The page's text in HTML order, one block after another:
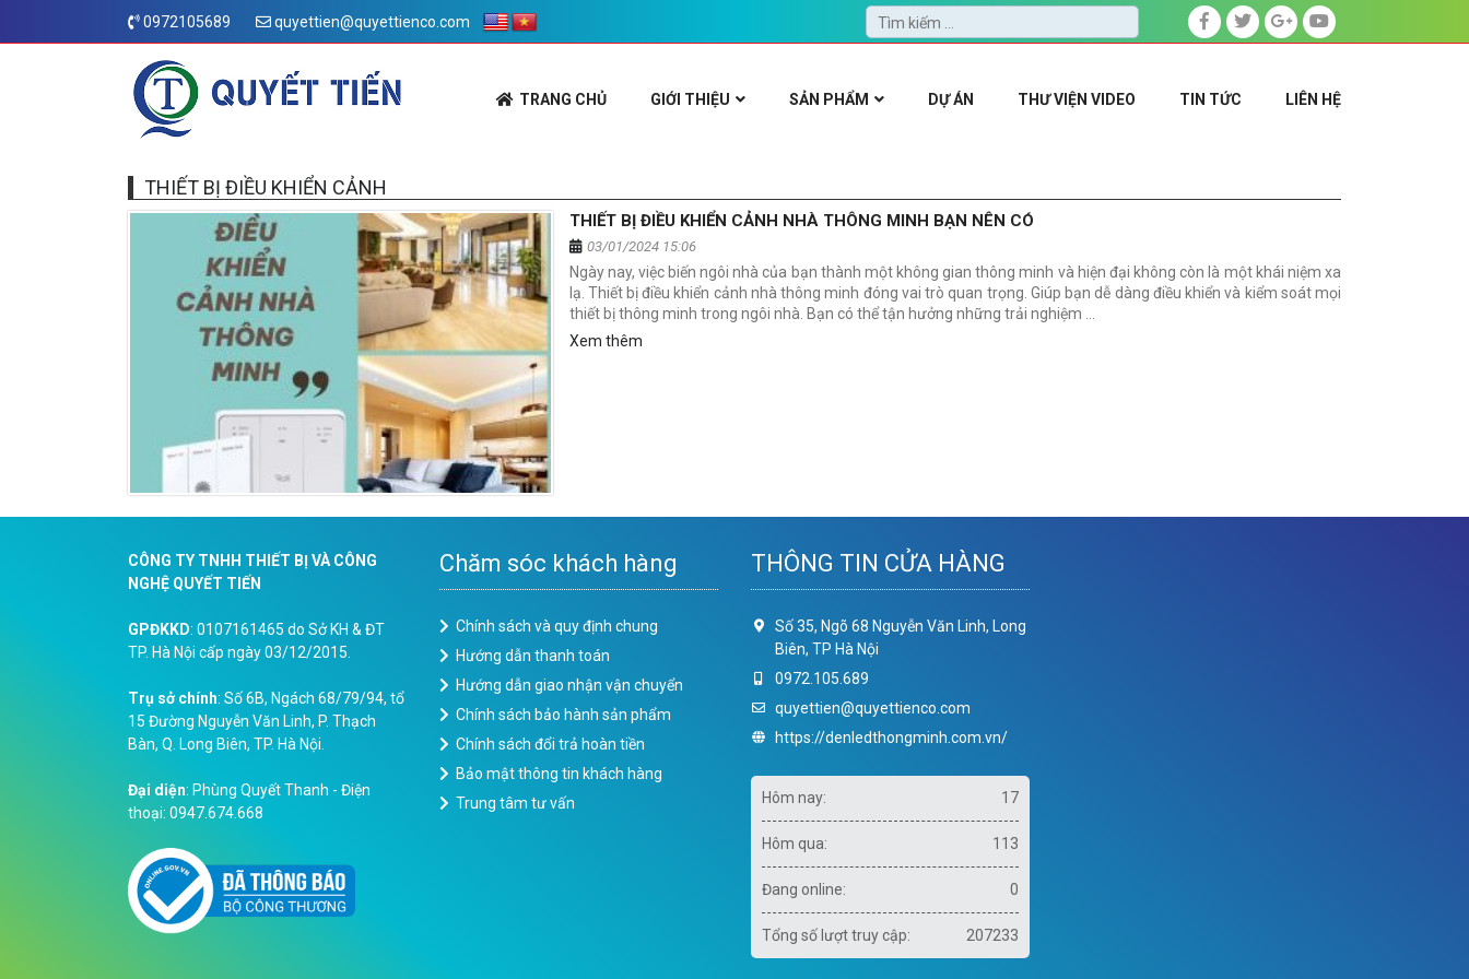
0972105689 quyettien@quyettienco.com
TRANG CHỦ GIỚI THIỆU SẢN PHẨM DỰ ÁN THƯ VIỆN VIDEO TIN TỨC LIÊN HỆ
THIẾT BỊ ĐIỀU KHIỂN CẢNH
THIẾT BỊ ĐIỀU KHIỂN CẢNH NHÀ THÔNG MINH BẠN NÊN CÓ
03/01/2024 15:06
Ngày nay, việc biến ngôi nhà của bạn thành một không gian thông minh và hiện đại không còn là một khái niệm xa
lạ. Thiết bị điều khiển cảnh nhà thông minh đóng vai trò quan trọng. Giúp bạn dễ dàng điều khiển và kiểm soát mọi
thiết bị thông minh trong ngôi nhà. Bạn có thể tận hưởng những trải nghiệm …
Xem thêm
CÔNG TY TNHH THIẾT BỊ VÀ CÔNG
NGHỆ QUYẾT TIẾN
GPĐKKD: 0107161465 do Sở KH & ĐT
TP. Hà Nội cấp ngày 03/12/2015.
Trụ sở chính: Số 6B, Ngách 68/79/94, tổ
15 Đường Nguyễn Văn Linh, P. Thạch
Bàn, Q. Long Biên, TP. Hà Nội.
Đại diện: Phùng Quyết Thanh - Điện
thoại: 0947.674.668
Chăm sóc khách hàng
Chính sách và quy định chung
Hướng dẫn thanh toán
Hướng dẫn giao nhận vận chuyển
Chính sách bảo hành sản phẩm
Chính sách đổi trả hoàn tiền
Bảo mật thông tin khách hàng
Trung tâm tư vấn
THÔNG TIN CỬA HÀNG
Số 35, Ngõ 68 Nguyễn Văn Linh, Long
Biên, TP Hà Nội
0972.105.689
quyettien@quyettienco.com
https://denledthongminh.com.vn/
17
Hôm nay:
113
Hôm qua:
0
Đang online:
207233
Tổng số lượt truy cập: